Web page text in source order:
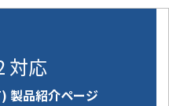
対応
製品紹介ページ